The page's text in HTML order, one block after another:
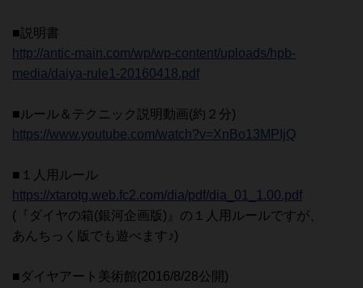
■説明書
http://antic-main.com/wp/wp-content/uploads/hpb-
media/daiya-rule1-20160418.pdf
■ルール＆テクニック説明動画(約２分)
https://www.youtube.com/watch?v=XnBo13MPIjQ
■１人用ルール
https://xtarotg.web.fc2.com/dia/pdf/dia_01_1.00.pdf
(『ダイヤの箱(銀河企画版)』の１人用ルールですが、
あんちっく版でも遊べます♪)
■ダイヤアート美術館(2016/8/28公開)